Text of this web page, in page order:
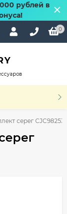
рублей в
0
серег CJC98253